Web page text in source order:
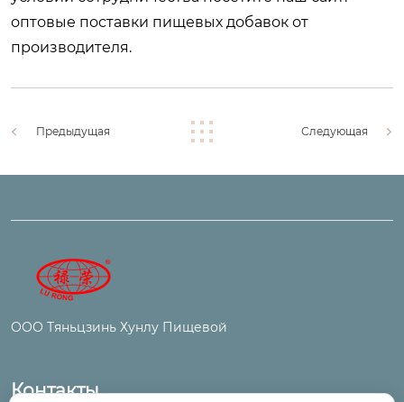
оптовые поставки пищевых добавок от
производителя.
Предыдущая Следующая
ООО Тяньцзинь Хунлу Пищевой
Контакты